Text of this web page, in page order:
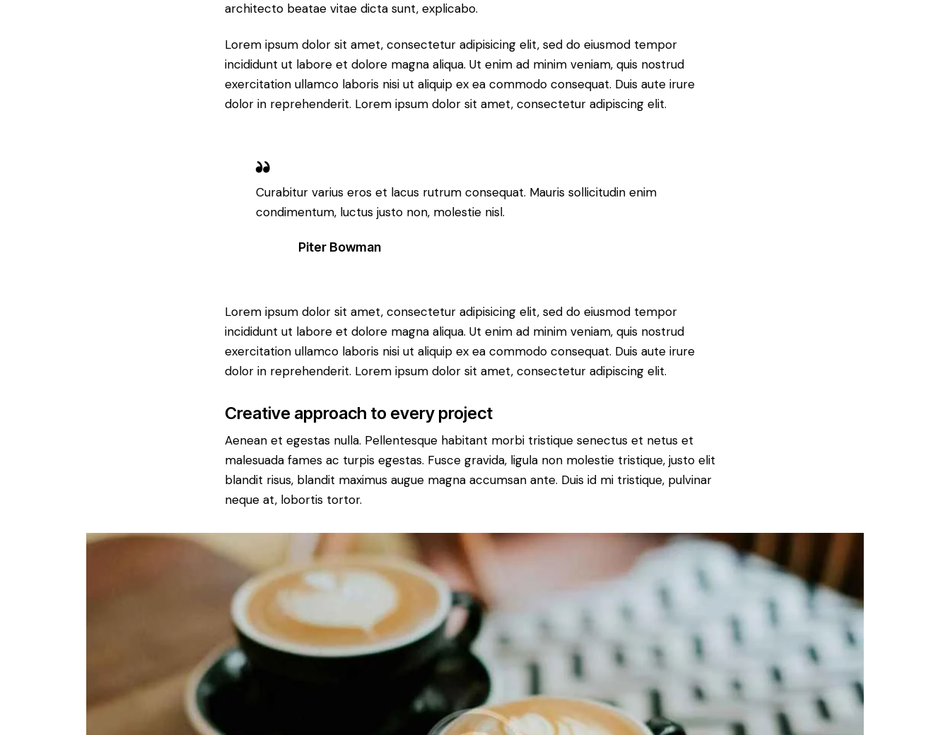
architecto beatae vitae dicta sunt, explicabo.
Lorem ipsum dolor sit amet, consectetur adipisicing elit, sed do eiusmod tempor
incididunt ut labore et dolore magna aliqua. Ut enim ad minim veniam, quis nostrud
exercitation ullamco laboris nisi ut aliquip ex ea commodo consequat. Duis aute irure
dolor in reprehenderit. Lorem ipsum dolor sit amet, consectetur adipiscing elit.
Curabitur varius eros et lacus rutrum consequat. Mauris sollicitudin enim
condimentum, luctus justo non, molestie nisl.
Piter Bowman
Lorem ipsum dolor sit amet, consectetur adipisicing elit, sed do eiusmod tempor
incididunt ut labore et dolore magna aliqua. Ut enim ad minim veniam, quis nostrud
exercitation ullamco laboris nisi ut aliquip ex ea commodo consequat. Duis aute irure
dolor in reprehenderit. Lorem ipsum dolor sit amet, consectetur adipiscing elit.
Creative approach to every project
Aenean et egestas nulla. Pellentesque habitant morbi tristique senectus et netus et
malesuada fames ac turpis egestas. Fusce gravida, ligula non molestie tristique, justo elit
blandit risus, blandit maximus augue magna accumsan ante. Duis id mi tristique, pulvinar
neque at, lobortis tortor.